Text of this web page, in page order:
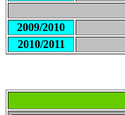
2009/2010
2010/2011